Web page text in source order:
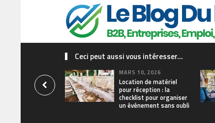
Ceci peut aussi vous intéresser...
MARS 10, 2026
Location de matériel
pour réception : la
checklist pour organiser
un événement sans oubli